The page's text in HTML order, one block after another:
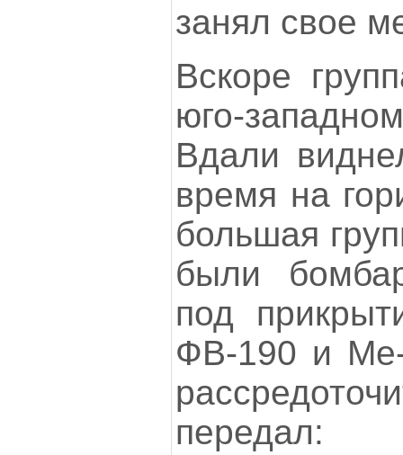
занял свое
Вскоре
юго-
Вдали
время на
большая
были
под
ФВ-190 и
передал: